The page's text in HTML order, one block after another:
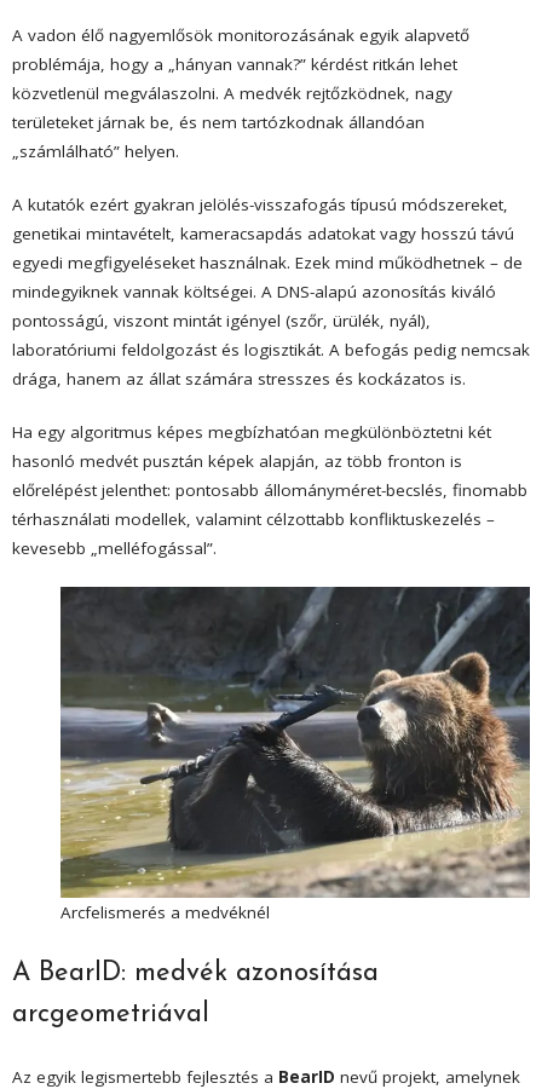
A vadon élő nagyemlősök monitorozásának egyik alapvető
problémája, hogy a „hányan vannak?” kérdést ritkán lehet
közvetlenül megválaszolni. A medvék rejtőzködnek, nagy
területeket járnak be, és nem tartózkodnak állandóan
„számlálható” helyen.
A kutatók ezért gyakran jelölés-visszafogás típusú módszereket,
genetikai mintavételt, kameracsapdás adatokat vagy hosszú távú
egyedi megfigyeléseket használnak. Ezek mind működhetnek – de
mindegyiknek vannak költségei. A DNS-alapú azonosítás kiváló
pontosságú, viszont mintát igényel (szőr, ürülék, nyál),
laboratóriumi feldolgozást és logisztikát. A befogás pedig nemcsak
drága, hanem az állat számára stresszes és kockázatos is.
Ha egy algoritmus képes megbízhatóan megkülönböztetni két
hasonló medvét pusztán képek alapján, az több fronton is
előrelépést jelenthet: pontosabb állományméret-becslés, finomabb
térhasználati modellek, valamint célzottabb konfliktuskezelés –
kevesebb „melléfogással”.
Arcfelismerés a medvéknél
A BearID: medvék azonosítása
arcgeometriával
Az egyik legismertebb fejlesztés a BearID nevű projekt, amelynek